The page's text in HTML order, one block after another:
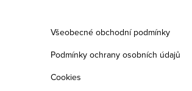
Všeobecné obchodní podmínky
Podmínky ochrany osobních údajů
Cookies